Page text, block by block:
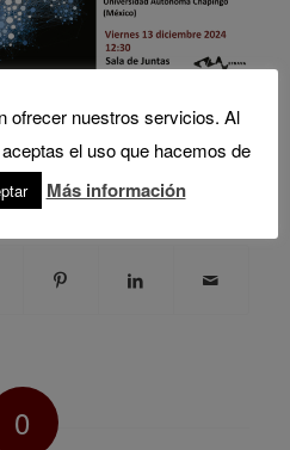
Ciociano,Seminario,
0
ofrecer nuestros servicios. Al
el uso que hacemos de
Más información